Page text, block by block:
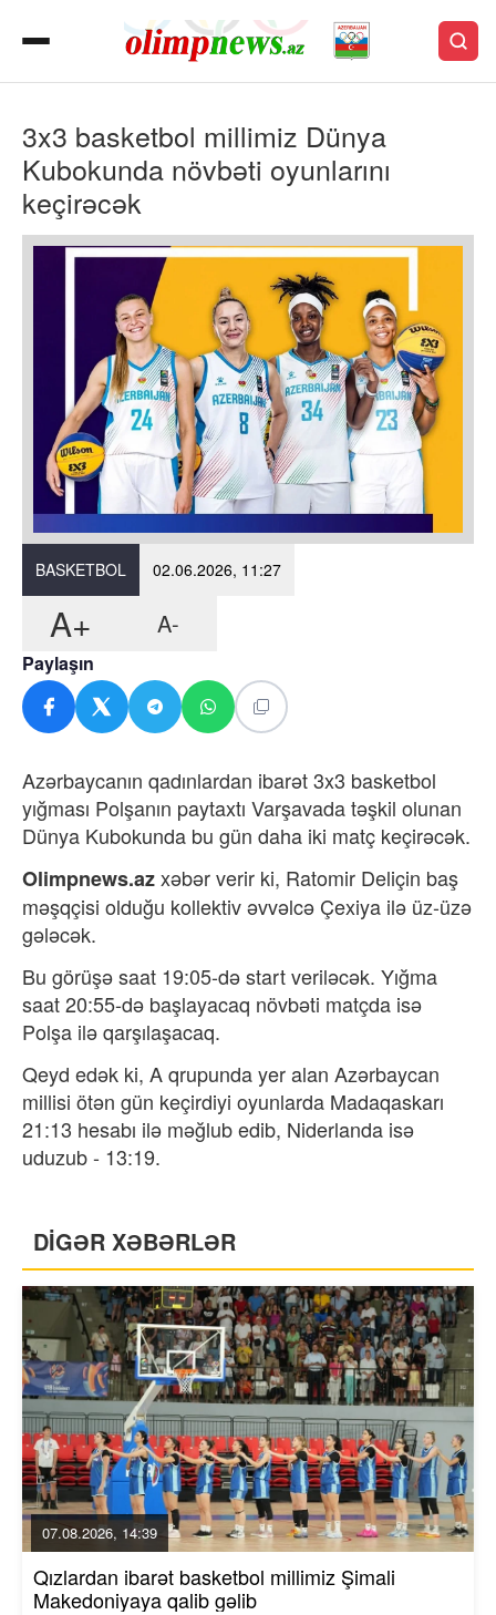
3x3 basketbol millimiz Dünya
Kubokunda növbəti oyunlarını
keçirəcək
BASKETBOL 02.06.2026, 11:27
A+ A-
Paylaşın
Azərbaycanın qadınlardan ibarət 3x3 basketbol
yığması Polşanın paytaxtı Varşavada təşkil olunan
Dünya Kubokunda bu gün daha iki matç keçirəcək.
Olimpnews.azxəbər verir ki, Ratomir Deliçin baş
məşqçisi olduğu kollektiv əvvəlcə Çexiya ilə üz-üzə
gələcək.
Bu görüşə saat 19:05-də start veriləcək. Yığma
saat 20:55-də başlayacaq növbəti matçda isə
Polşa ilə qarşılaşacaq.
Qeyd edək ki, A qrupunda yer alan Azərbaycan
millisi ötən gün keçirdiyi oyunlarda Madaqaskarı
21:13 hesabı ilə məğlub edib, Niderlanda isə
uduzub - 13:19.
DİGƏR XƏBƏRLƏR
07.08.2026, 14:39
Qızlardan ibarət basketbol millimiz Şimali
Makedoniyaya qalib gəlib